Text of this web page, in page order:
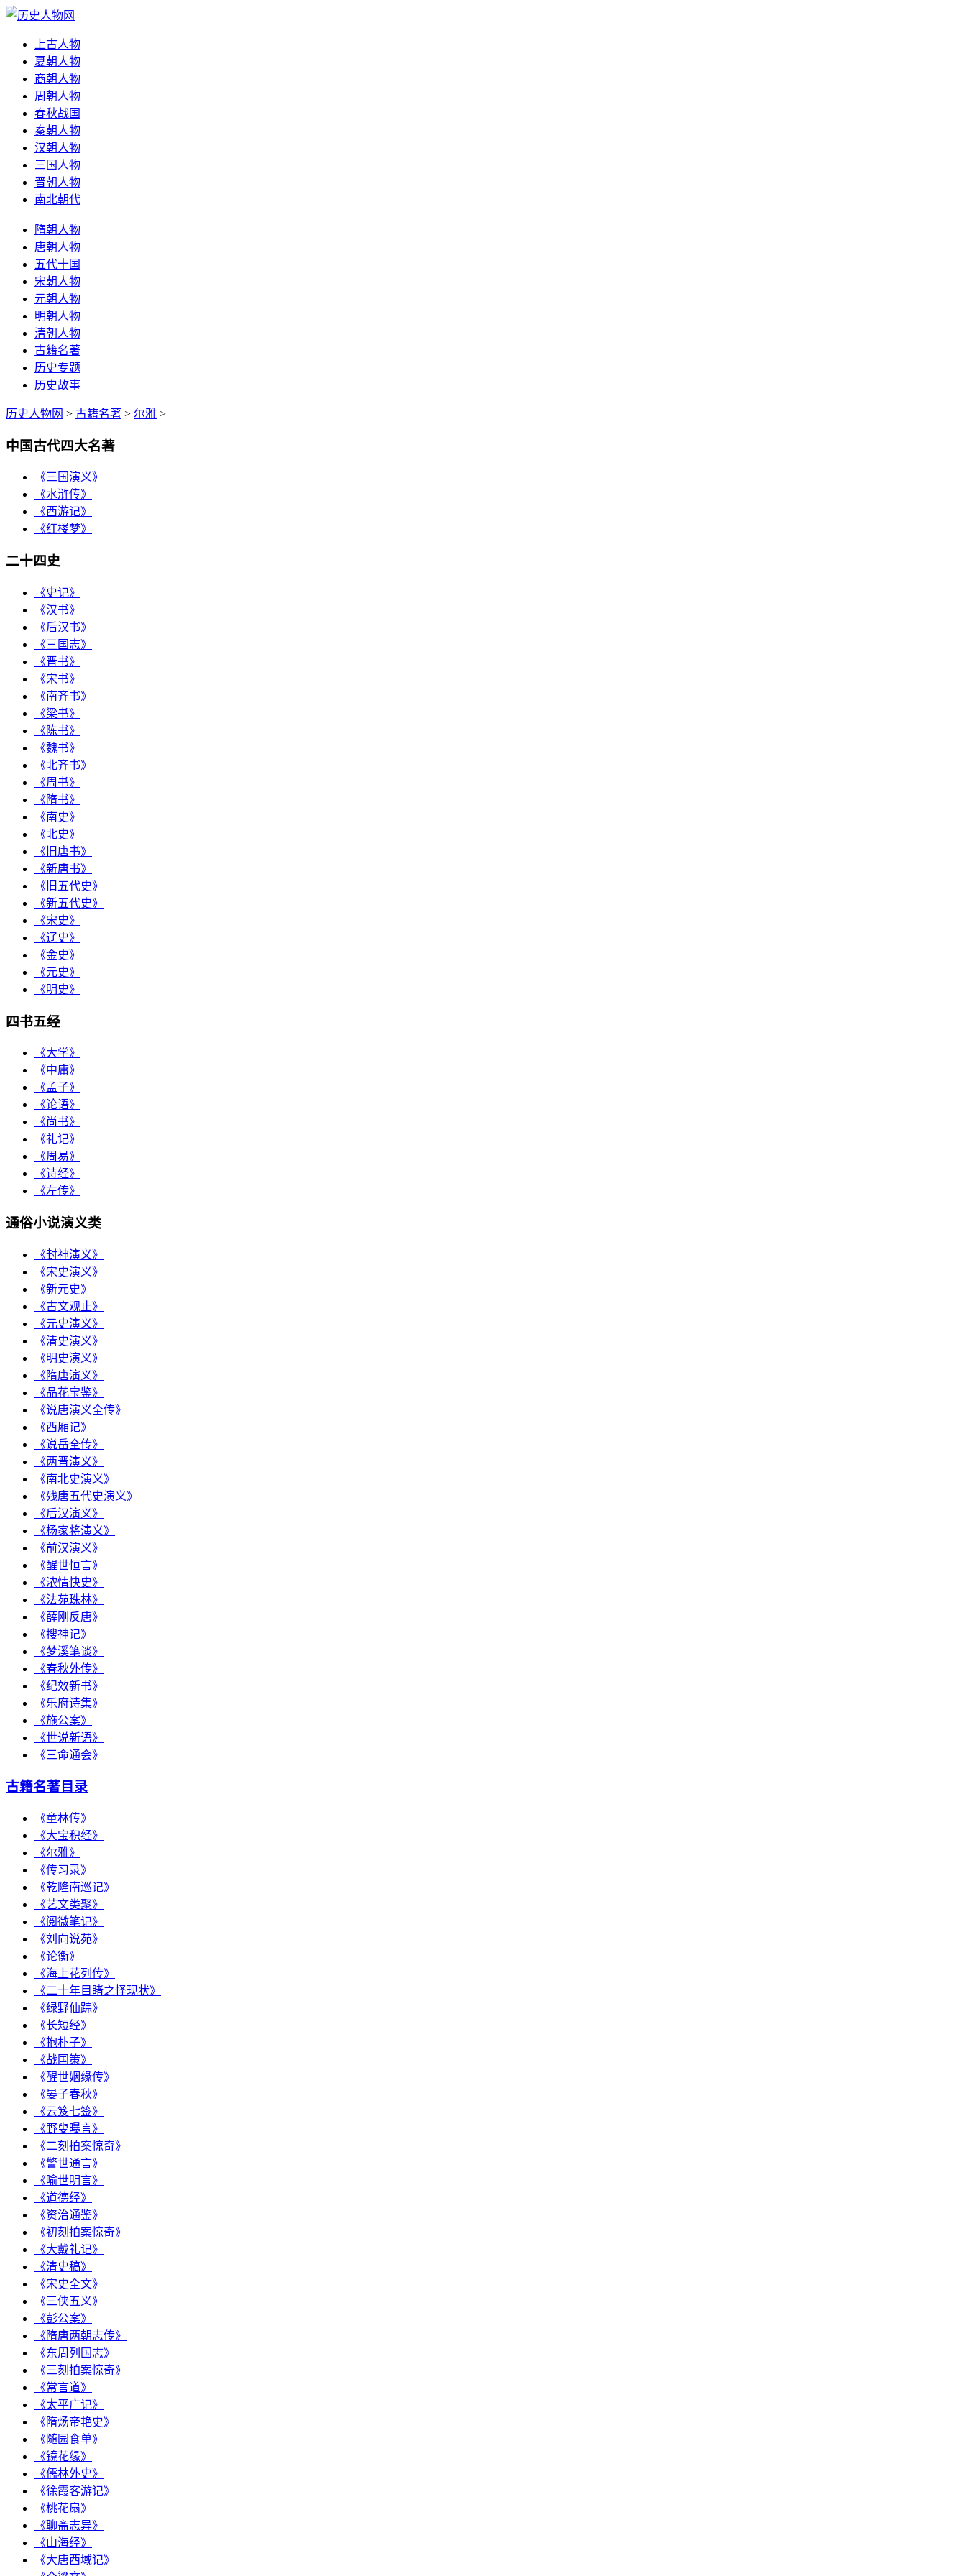
上古人物
夏朝人物
商朝人物
周朝人物
春秋战国
秦朝人物
汉朝人物
三国人物
晋朝人物
南北朝代
隋朝人物
唐朝人物
五代十国
宋朝人物
元朝人物
明朝人物
清朝人物
古籍名著
历史专题
历史故事
历史人物网 > 古籍名著 > 尔雅 >
中国古代四大名著
《三国演义》
《水浒传》
《西游记》
《红楼梦》
二十四史
《史记》
《汉书》
《后汉书》
《三国志》
《晋书》
《宋书》
《南齐书》
《梁书》
《陈书》
《魏书》
《北齐书》
《周书》
《隋书》
《南史》
《北史》
《旧唐书》
《新唐书》
《旧五代史》
《新五代史》
《宋史》
《辽史》
《金史》
《元史》
《明史》
四书五经
《大学》
《中庸》
《孟子》
《论语》
《尚书》
《礼记》
《周易》
《诗经》
《左传》
通俗小说演义类
《封神演义》
《宋史演义》
《新元史》
《古文观止》
《元史演义》
《清史演义》
《明史演义》
《隋唐演义》
《品花宝鉴》
《说唐演义全传》
《西厢记》
《说岳全传》
《两晋演义》
《南北史演义》
《残唐五代史演义》
《后汉演义》
《杨家将演义》
《前汉演义》
《醒世恒言》
《浓情快史》
《法苑珠林》
《薛刚反唐》
《搜神记》
《梦溪笔谈》
《春秋外传》
《纪效新书》
《乐府诗集》
《施公案》
《世说新语》
《三命通会》
古籍名著目录
《童林传》
《大宝积经》
《尔雅》
《传习录》
《乾隆南巡记》
《艺文类聚》
《阅微笔记》
《刘向说苑》
《论衡》
《海上花列传》
《二十年目睹之怪现状》
《绿野仙踪》
《长短经》
《抱朴子》
《战国策》
《醒世姻缘传》
《晏子春秋》
《云笈七签》
《野叟曝言》
《二刻拍案惊奇》
《警世通言》
《喻世明言》
《道德经》
《资治通鉴》
《初刻拍案惊奇》
《大戴礼记》
《清史稿》
《宋史全文》
《三侠五义》
《彭公案》
《隋唐两朝志传》
《东周列国志》
《三刻拍案惊奇》
《常言道》
《太平广记》
《隋炀帝艳史》
《随园食单》
《镜花缘》
《儒林外史》
《徐霞客游记》
《桃花扇》
《聊斋志异》
《山海经》
《大唐西域记》